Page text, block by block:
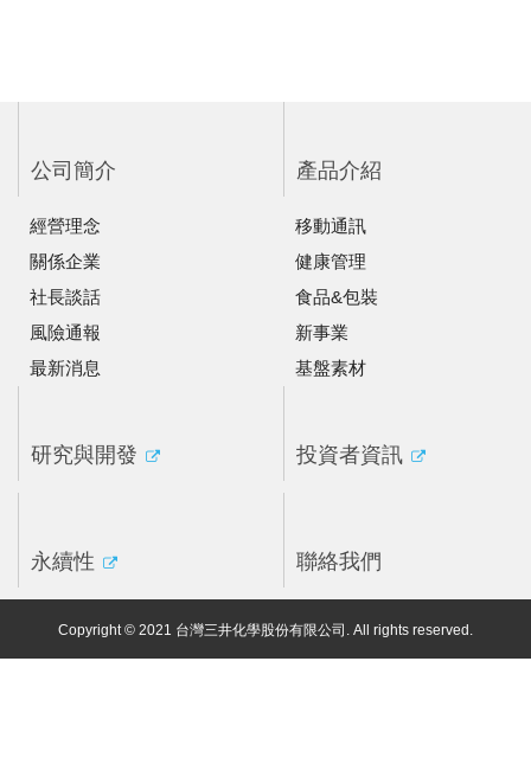
公司簡介
經營理念
關係企業
社長談話
風險通報
最新消息
產品介紹
移動通訊
健康管理
食品&包裝
新事業
基盤素材
研究與開發 投資者資訊
永續性 聯絡我們
Copyright © 2021 台灣三井化學股份有限公司. All rights reserved.